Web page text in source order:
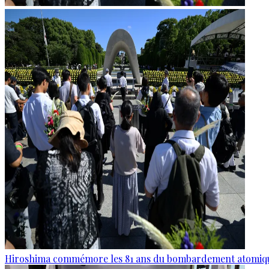
Hiroshima commémore les 81 ans du bombardement